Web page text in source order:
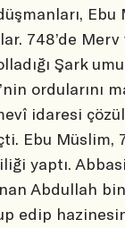
Ebu
748’de
Şark
ordularını
idaresi
Ebu Müslim,
yaptı.
Abdullah bin
edip